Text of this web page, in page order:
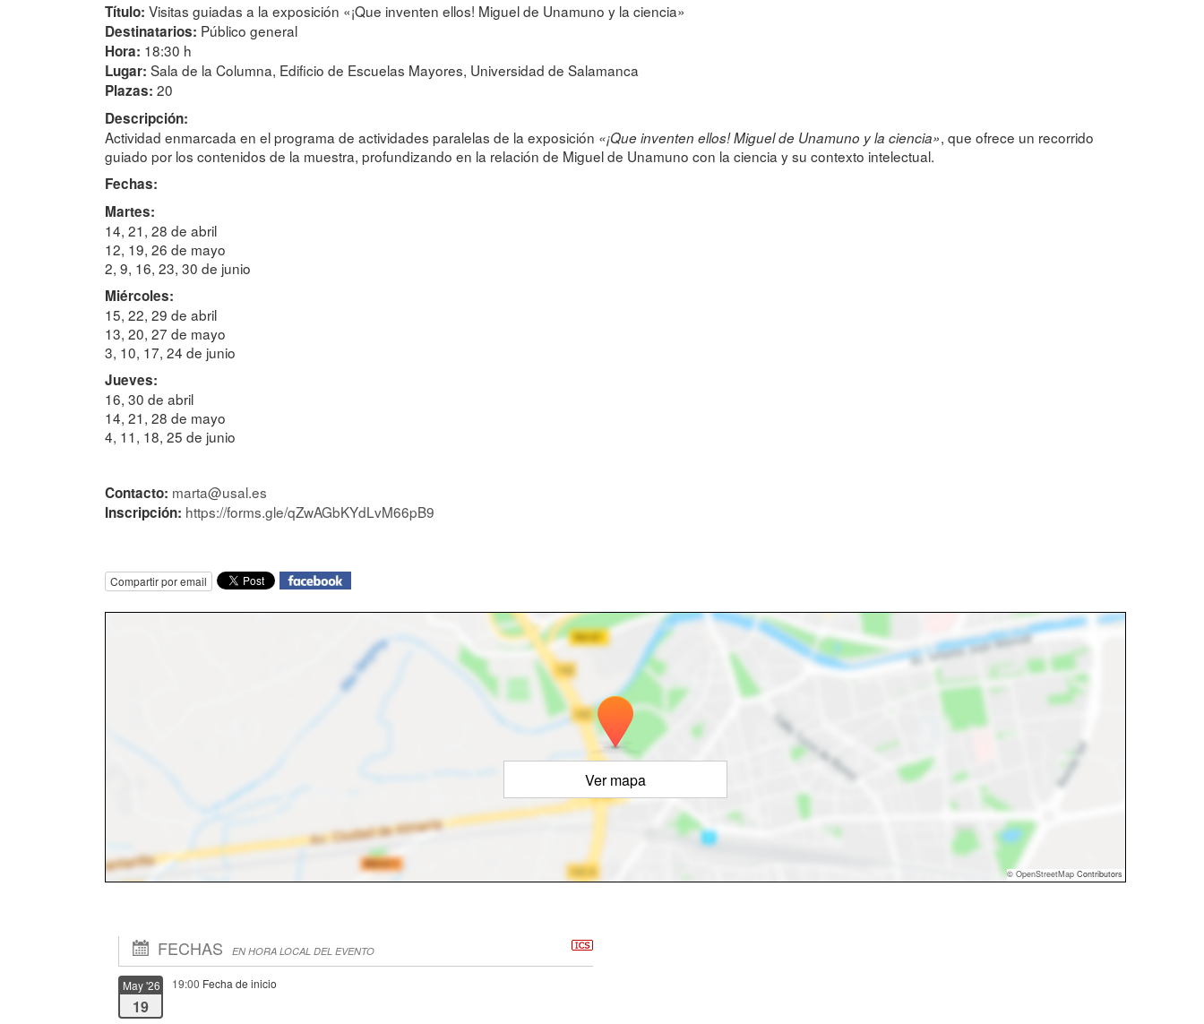
Título: Visitas guiadas a la exposición «¡Que inventen ellos! Miguel de Unamuno y la ciencia»
Destinatarios: Público general
Hora: 18:30 h
Lugar: Sala de la Columna, Edificio de Escuelas Mayores, Universidad de Salamanca
Plazas: 20
Descripción:
Actividad enmarcada en el programa de actividades paralelas de la exposición «¡Que inventen ellos! Miguel de Unamuno y la ciencia», que ofrece un recorrido
guiado por los contenidos de la muestra, profundizando en la relación de Miguel de Unamuno con la ciencia y su contexto intelectual.
Fechas:
Martes:
14, 21, 28 de abril
12, 19, 26 de mayo
2, 9, 16, 23, 30 de junio
Miércoles:
15, 22, 29 de abril
13, 20, 27 de mayo
3, 10, 17, 24 de junio
Jueves:
16, 30 de abril
14, 21, 28 de mayo
4, 11, 18, 25 de junio
Contacto: marta@usal.es
Inscripción: https://forms.gle/qZwAGbKYdLvM66pB9
Compartir por email
Ver mapa
© OpenStreetMap Contributors
FECHAS EN HORA LOCAL DEL EVENTO
May '26
19
19:00 Fecha de inicio